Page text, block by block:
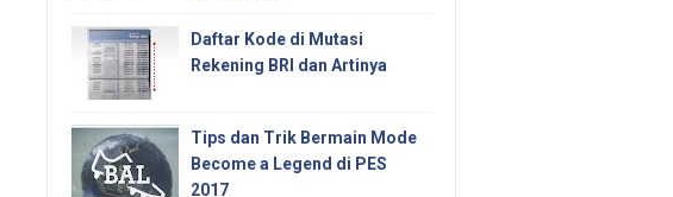
Daftar Kode di Mutasi
Rekening BRI dan Artinya
Tips dan Trik Bermain Mode
Become a Legend di PES
2017